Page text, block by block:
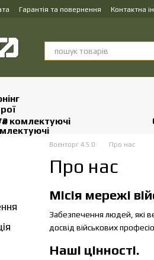
Гарантія та повернення Контактна
комлектуючі
Воєнторг 4.5.0 Про нас
Про нас
Місія мережі
Забезпечення людей, які
досвід військових
Наші цінності.